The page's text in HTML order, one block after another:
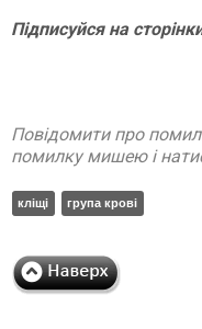
Підписуйсяна
Повідомити про
помилку мишею і
кліщі група крові